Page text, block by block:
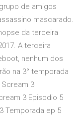
de amigos
mascarado.
da terceira
A terceira
nenhum dos
na 3° temporada
Scream 3
3 Episodio 5
Temporada ep 5